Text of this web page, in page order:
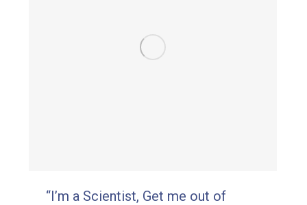
“I’m a Scientist, Get me out of